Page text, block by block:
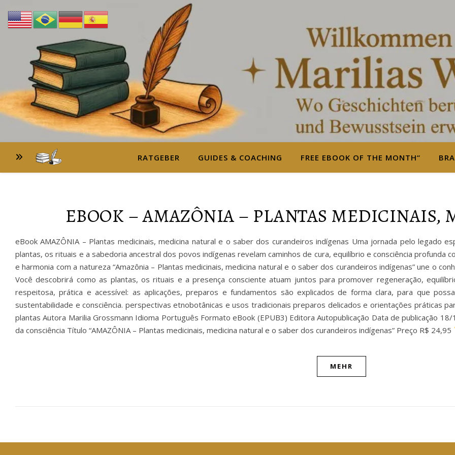
RATGEBER GUIDES & COACHING FREE EBOOK OF THE MONTH“
EBOOK – AMAZÔNIA – PLANTAS MEDICINAIS,
eBook AMAZÔNIA – Plantas medicinais, medicina natural e o saber dos curandeiros indígenas Uma jornada pelo legado
plantas, os rituais e a sabedoria ancestral dos povos indígenas revelam caminhos de cura, equilíbrio e consciência profunda
e harmonia com a natureza “Amazônia – Plantas medicinais, medicina natural e o saber dos curandeiros indígenas” une o
Você descobrirá como as plantas, os rituais e a presença consciente atuam juntos para promover regeneração,
respeitosa, prática e acessível: as aplicações, preparos e fundamentos são explicados de forma clara, para que
sustentabilidade e consciência. perspectivas etnobotânicas e usos tradicionais preparos delicados e orientações práticas
plantas Autora Marilia Grossmann Idioma Português Formato eBook (EPUB3) Editora Autopublicação Data de publicação
da consciência Título “AMAZÔNIA – Plantas medicinais, medicina natural e o saber dos curandeiros indígenas” Preço R$ 24,95
MEHR